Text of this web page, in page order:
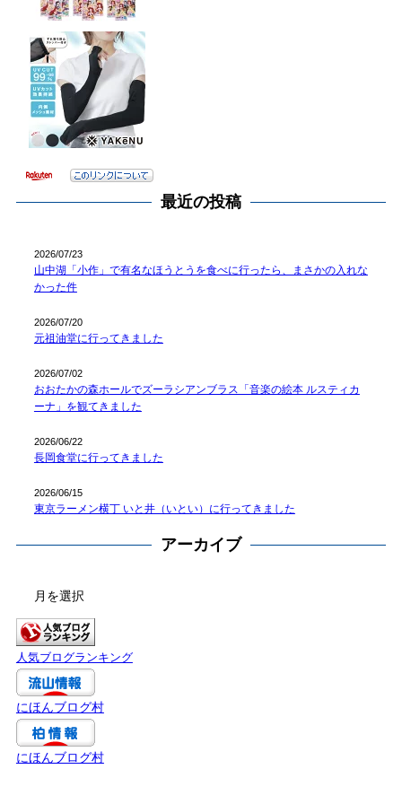
最近の投稿
山中湖「小作」で有名なほうとうを食べに行ったら、まさかの入れな
かった件
2026/07/23
元祖油堂に行ってきました
2026/07/20
おおたかの森ホールでズーラシアンブラス「音楽の絵本 ルスティカ
ーナ」を観てきました
2026/07/02
長岡食堂に行ってきました
2026/06/22
東京ラーメン横丁 いと井（いとい）に行ってきました
2026/06/15
アーカイブ
カ
イ
ブ
人気ブログランキング
にほんブログ村
にほんブログ村